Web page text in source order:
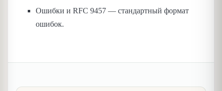
Ошибки и RFC 9457 — стандартный формат
ошибок.